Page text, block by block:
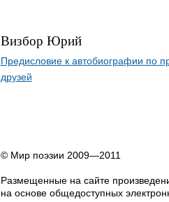
Визбор Юрий
Предисловие к автобиографии по
друзей
© Мир поэзии 2009—2011
Размещенные на сайте
на основе общедоступных